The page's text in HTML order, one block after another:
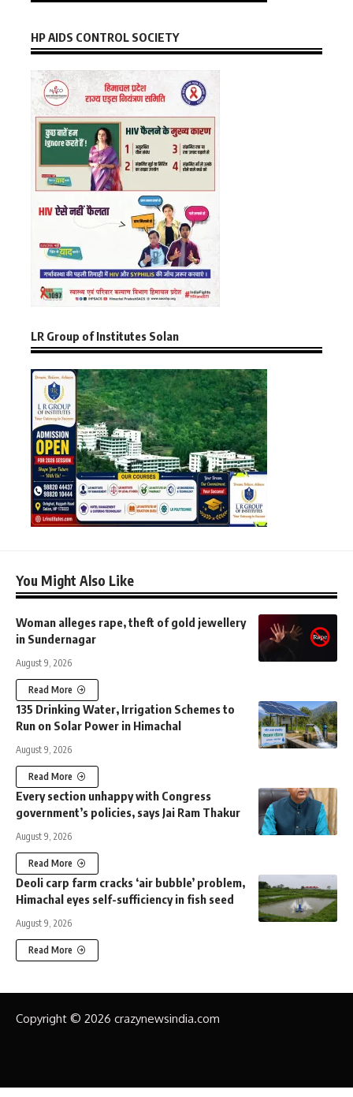
HP AIDS CONTROL SOCIETY
LR Group of Institutes Solan
You Might Also Like
Woman alleges rape, theft of gold jewellery
in Sundernagar
August 9, 2026
Read More
135 Drinking Water, Irrigation Schemes to
Run on Solar Power in Himachal
August 9, 2026
Read More
Every section unhappy with Congress
government’s policies, says Jai Ram Thakur
August 9, 2026
Read More
Deoli carp farm cracks ‘air bubble’ problem,
Himachal eyes self-sufficiency in fish seed
August 9, 2026
Read More
Copyright © 2026 crazynewsindia.com